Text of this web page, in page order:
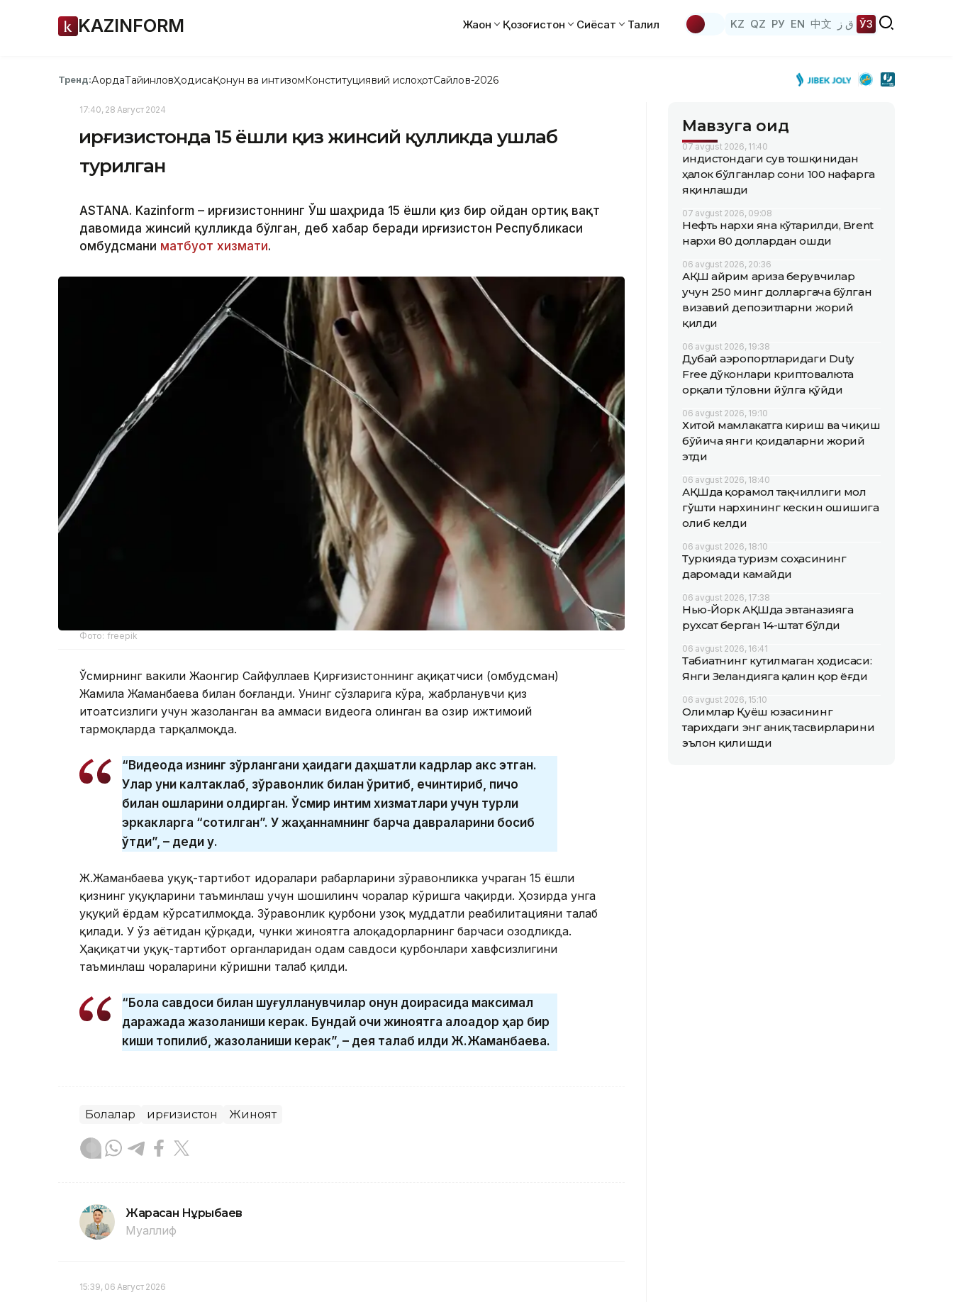
KAZINFORM Жаҳон Қозоғистон Сиёсат Таҳлил KZ QZ РУ EN 中文 ق ز ЎЗ
Тренд:АқордаТайинловҲодисаҚонун ва интизомКонституциявий ислоҳотСайлов-2026
17:40, 28 Август 2024
Қирғизистонда 15 ёшли қиз жинсий қулликда ушлаб
турилган
ASTANA. Kazinform – Қирғизистоннинг Ўш шаҳрида 15 ёшли қиз бир ойдан ортиқ вақт
давомида жинсий қулликда бўлган, деб хабар беради Қирғизистон Республикаси
омбудсмани матбуот хизмати.
Фото: freepik
Ўсмирнинг вакили Жаҳонгир Сайфуллаев Қирғизистоннинг ҳақиқатчиси (омбудсман)
Жамила Жаманбаева билан боғланди. Унинг сўзларига кўра, жабрланувчи қиз
итоатсизлиги учун жазоланган ва ҳаммаси видеога олинган ва ҳозир ижтимоий
тармоқларда тарқалмоқда.
“Видеода қизнинг зўрлангани ҳақидаги даҳшатли кадрлар акс этган.
Улар уни калтаклаб, зўравонлик билан қўрқитиб, ечинтириб, пичоқ
билан қошларини олдирган. Ўсмир интим хизматлари учун турли
эркакларга “сотилган”. У жаҳаннамнинг барча давраларини босиб
ўтди”, – деди у.
Ж.Жаманбаева ҳуқуқ-тартибот идоралари раҳбарларини зўравонликка учраган 15 ёшли
қизнинг ҳуқуқларини таъминлаш учун шошилинч чоралар кўришга чақирди. Ҳозирда унга
ҳуқуқий ёрдам кўрсатилмоқда. Зўравонлик қурбони узоқ муддатли реабилитацияни талаб
қилади. У ўз ҳаётидан қўрқади, чунки жиноятга алоқадорларнинг барчаси озодликда.
Ҳақиқатчи ҳуқуқ-тартибот органларидан одам савдоси қурбонлари хавфсизлигини
таъминлаш чораларини кўришни талаб қилди.
“Бола савдоси билан шуғулланувчилар қонун доирасида максимал
даражада жазоланиши керак. Бундай очиқ жиноятга алоқадор ҳар бир
киши топилиб, жазоланиши керак”, – дея талаб қилди Ж.Жаманбаева.
Болалар Қирғизистон Жиноят
Жарасқан Нұрыбаев
Муаллиф
15:39, 06 Август 2026
Мавзуга оид
07 avgust 2026, 11:40
Ҳиндистондаги сув тошқинидан
ҳалок бўлганлар сони 100 нафарга
яқинлашди
07 avgust 2026, 09:08
Нефть нархи яна кўтарилди, Brent
нархи 80 доллардан ошди
06 avgust 2026, 20:36
АҚШ айрим ариза берувчилар
учун 250 минг долларгача бўлган
визавий депозитларни жорий
қилди
06 avgust 2026, 19:38
Дубай аэропортларидаги Duty
Free дўконлари криптовалюта
орқали тўловни йўлга қўйди
06 avgust 2026, 19:10
Хитой мамлакатга кириш ва чиқиш
бўйича янги қоидаларни жорий
этди
06 avgust 2026, 18:40
АҚШда қорамол тақчиллиги мол
гўшти нархининг кескин ошишига
олиб келди
06 avgust 2026, 18:10
Туркияда туризм соҳасининг
даромади камайди
06 avgust 2026, 17:38
Нью-Йорк АҚШда эвтаназияга
рухсат берган 14-штат бўлди
06 avgust 2026, 16:41
Табиатнинг кутилмаган ҳодисаси:
Янги Зеландияга қалин қор ёғди
06 avgust 2026, 15:10
Олимлар Қуёш юзасининг
тарихдаги энг аниқ тасвирларини
эълон қилишди